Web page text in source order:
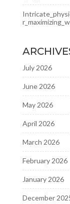
July 2026
June 2026
May 2026
April 2026
March 2026
February 2026
January 2026
December